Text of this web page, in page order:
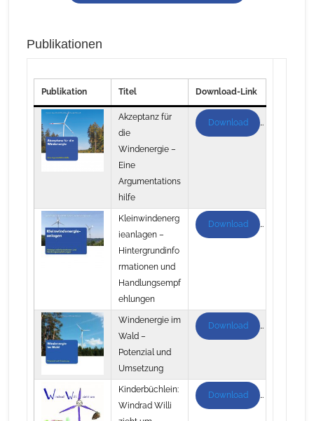
Publikationen
Publikation Titel Download-Link
Akzeptanz für
die
Windenergie –
Eine
Argumentations
hilfe
Download
Kleinwindenerg
ieanlagen –
Hintergrundinfo
rmationen und
Handlungsempf
ehlungen
Download
Windenergie im
Wald –
Potenzial und
Umsetzung
Download
Kinderbüchlein:
Windrad Willi
Download